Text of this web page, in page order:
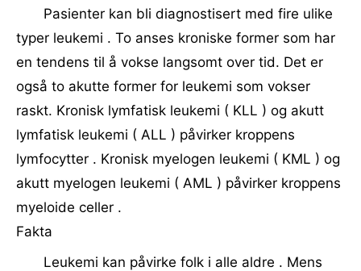
Pasienter kan bli diagnostisert med fire ulike
typer leukemi . To anses kroniske former som har
en tendens til å vokse langsomt over tid. Det er
også to akutte former for leukemi som vokser
raskt. Kronisk lymfatisk leukemi ( KLL ) og akutt
lymfatisk leukemi ( ALL ) påvirker kroppens
lymfocytter . Kronisk myelogen leukemi ( KML ) og
akutt myelogen leukemi ( AML ) påvirker kroppens
myeloide celler .
Fakta
Leukemi kan påvirke folk i alle aldre . Mens